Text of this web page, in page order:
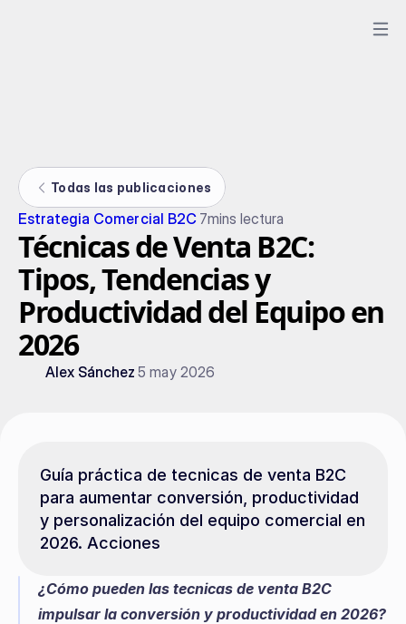
Todas las publicaciones
Estrategia Comercial B2C 7mins lectura
Técnicas de Venta B2C:
Tipos, Tendencias y
Productividad del Equipo en
2026
Alex Sánchez 5 may 2026
Guía práctica de tecnicas de venta B2C
para aumentar conversión, productividad
y personalización del equipo comercial en
2026. Acciones
¿Cómo pueden las tecnicas de venta B2C
impulsar la conversión y productividad en 2026?